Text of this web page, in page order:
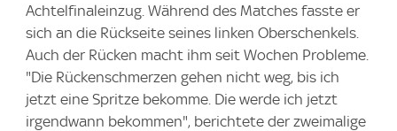
Achtelfinaleinzug. Während des Matches fasste er
sich an die Rückseite seines linken Oberschenkels.
Auch der Rücken macht ihm seit Wochen Probleme.
"Die Rückenschmerzen gehen nicht weg, bis ich
jetzt eine Spritze bekomme. Die werde ich jetzt
irgendwann bekommen", berichtete der zweimalige